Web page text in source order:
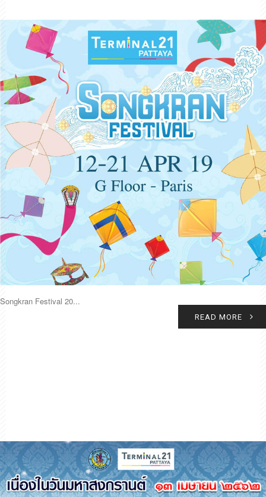
Songkran Festival 20...
READ MORE